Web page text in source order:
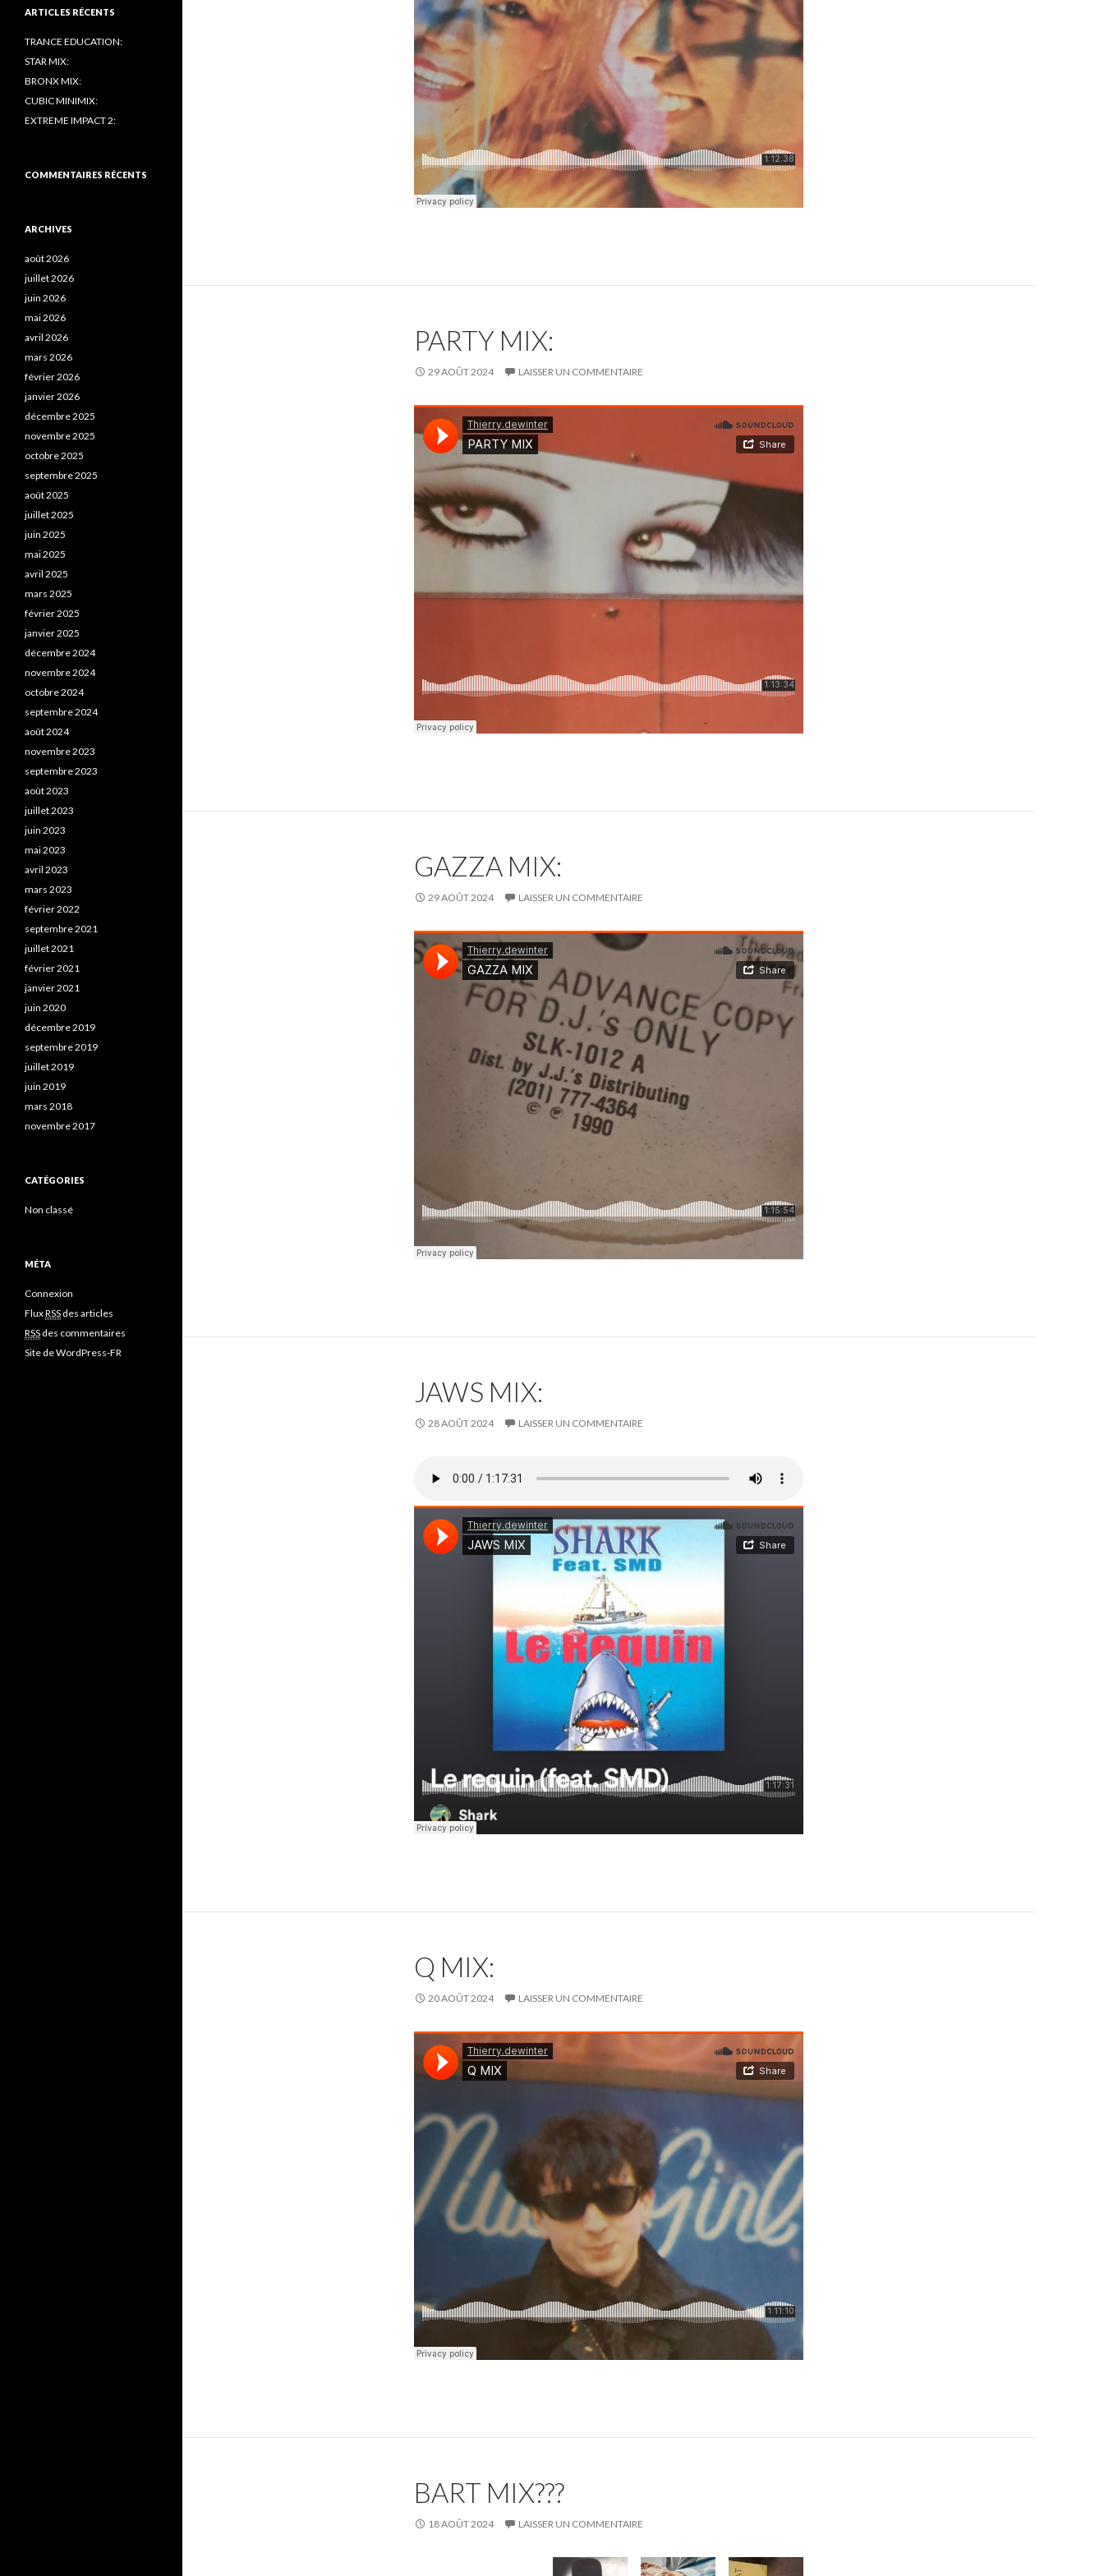
PARTY MIX:
29 AOÛT 2024 LAISSER UN COMMENTAIRE
GAZZA MIX:
29 AOÛT 2024 LAISSER UN COMMENTAIRE
JAWS MIX:
28 AOÛT 2024 LAISSER UN COMMENTAIRE
Q MIX:
20 AOÛT 2024 LAISSER UN COMMENTAIRE
BART MIX???
18 AOÛT 2024 LAISSER UN COMMENTAIRE
ARTICLES RÉCENTS
TRANCE EDUCATION:
STAR MIX:
BRONX MIX:
CUBIC MINIMIX:
EXTREME IMPACT 2:
COMMENTAIRES RÉCENTS
ARCHIVES
août 2026
juillet 2026
juin 2026
mai 2026
avril 2026
mars 2026
février 2026
janvier 2026
décembre 2025
novembre 2025
octobre 2025
septembre 2025
août 2025
juillet 2025
juin 2025
mai 2025
avril 2025
mars 2025
février 2025
janvier 2025
décembre 2024
novembre 2024
octobre 2024
septembre 2024
août 2024
novembre 2023
septembre 2023
août 2023
juillet 2023
juin 2023
mai 2023
avril 2023
mars 2023
février 2022
septembre 2021
juillet 2021
février 2021
janvier 2021
juin 2020
décembre 2019
septembre 2019
juillet 2019
juin 2019
mars 2018
novembre 2017
CATÉGORIES
Non classé
MÉTA
Connexion
FluxRSS des articles
RSS des commentaires
Site de WordPress-FR